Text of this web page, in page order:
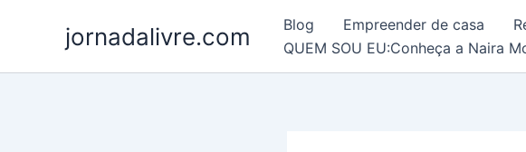
jornadalivre.com Blog Empreender de casa
QUEM SOU EU:Conheça a Naira